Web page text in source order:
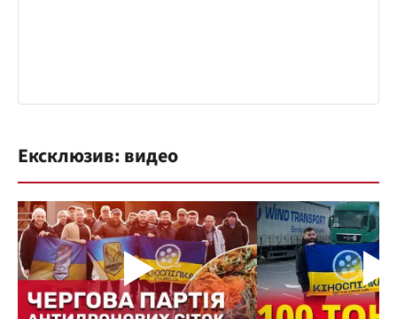
Ексклюзив: видео